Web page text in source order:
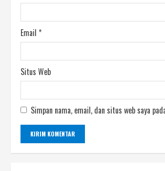
Email *
Situs Web
Simpan nama, email, dan situs web saya